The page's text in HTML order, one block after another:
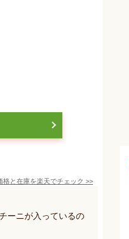
格と在庫を楽天でチェック >>
ーニが入っているの